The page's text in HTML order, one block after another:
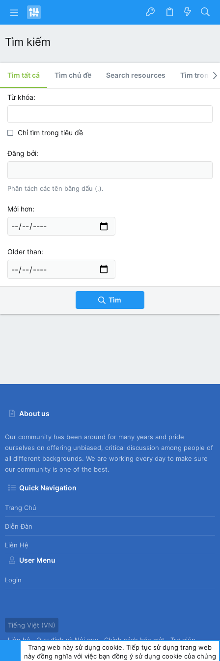
Tìm kiếm
Tìm tất cả Tìm chủ đề Search resources Tìm trong
Từ khóa
Chỉ tìm trong tiêu đề
Đăng bởi
Phân tách các tên bằng dấu (,).
Mới hơn
Older than
Tìm
About us
Our community has been around for many years and pride
ourselves on offering unbiased, critical discussion among people of
all different backgrounds. We are working every day to make sure
our community is one of the best.
Quick Navigation
Trang Chủ
Diễn Đàn
Liên Hệ
User Menu
Login
Tiếng Việt (VN)
Liên hệ
Quy định và Nội quy Chính sách bảo mật
Trợ giúp
Trang chủ
R
Trang web này sử dụng cookie. Tiếp tục sử dụng trang web
này đồng nghĩa với việc bạn đồng ý sử dụng cookie của chúng